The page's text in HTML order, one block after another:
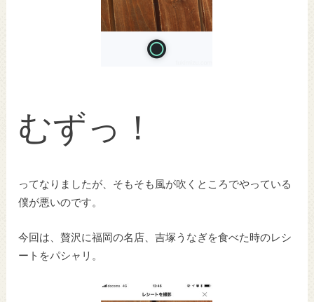
むずっ！
ってなりましたが、そもそも風が吹くところでやっている
僕が悪いのです。
今回は、贅沢に福岡の名店、吉塚うなぎを食べた時のレシ
ートをパシャリ。